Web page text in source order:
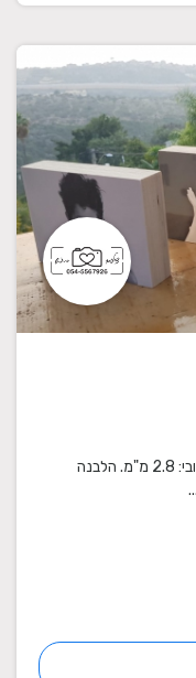
תמונה אישית, על לבנת עץ. גודל: 20X15. עובי: 2.8 מ"מ. הלבנה